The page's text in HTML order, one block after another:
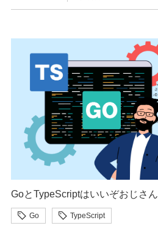
GoとTypeScriptはいいぞおじさん
Go TypeScript